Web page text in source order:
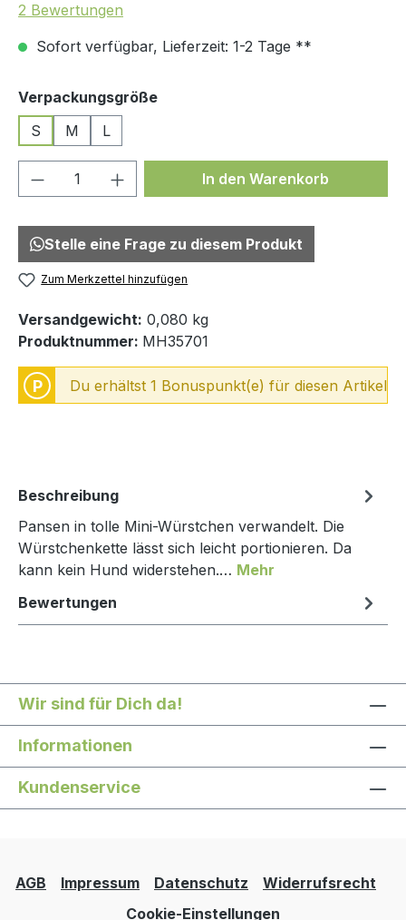
Durchschnittliche Bewertung von 5 von 5 Sternen
2 Bewertungen
Sofort verfügbar, Lieferzeit: 1-2 Tage **
Verpackungsgrößeauswählen
S
M L
Produkt Anzahl: Gib denIn den Warenkorb
Stelle eine Frage zu diesem Produkt
Zum Merkzettel hinzufügen
Versandgewicht: 0,080 kg
Produktnummer: MH35701
P Du erhältst 1 Bonuspunkt(e) für diesen Artikel
Beschreibung
Pansen in tolle Mini-Würstchen verwandelt. Die
Würstchenkette lässt sich leicht portionieren. Da
kann kein Hund widerstehen.… Mehr
Bewertungen
Wir sind für Dich da!
Informationen
Kundenservice
AGB Impressum Datenschutz
Widerrufsrecht
Cookie-Einstellungen